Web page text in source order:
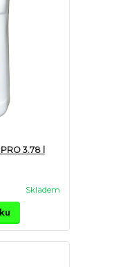
3.78 l
Skladem